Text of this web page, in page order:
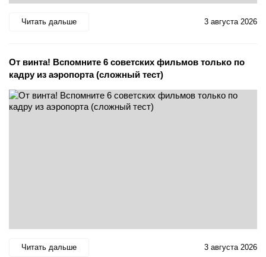
Читать дальше 3 августа 2026
От винта! Вспомните 6 советских фильмов только по
кадру из аэропорта (сложный тест)
Читать дальше 3 августа 2026